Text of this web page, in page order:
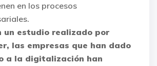
en los procesos
un estudio realizado por
las empresas que han dado
a la digitalización han